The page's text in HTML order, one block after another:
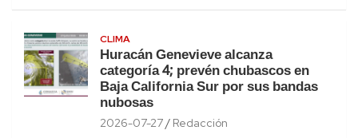
CLIMA
Huracán Genevieve alcanza
categoría 4; prevén chubascos en
Baja California Sur por sus bandas
nubosas
2026-07-27 Redacción